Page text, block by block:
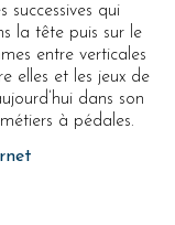
successives qui
la tête puis sur le
entre verticales
elles et les jeux de
dans son
à pédales.